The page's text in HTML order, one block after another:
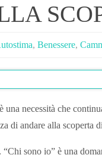
,Benessere,
una necessità che
di andare alla scoperta
sono io” è una